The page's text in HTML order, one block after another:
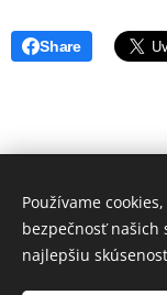
Share
Používame
bezpečnosť našich
najlepšiu